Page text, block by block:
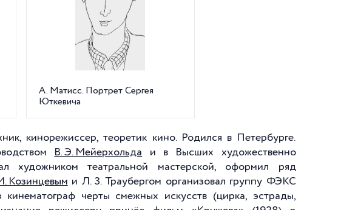
А. Матисс. Портрет Сергея
Юткевича
кинорежиссер, теоретик кино. Родился в Петербурге.
В. Э. Мейерхольда и в Высших художественно
художником театральной мастерской, оформил ряд
Козинцевым и Л. 3. Траубергом организовал группу ФЭКС
черты смежных искусств (цирка, эстрады,